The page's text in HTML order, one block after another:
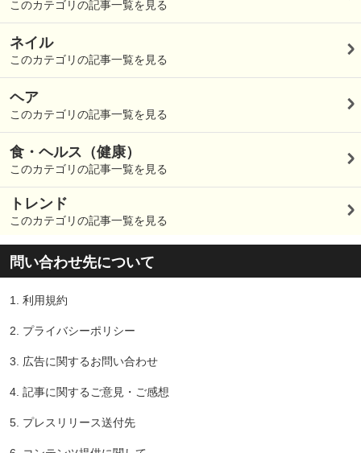
このカテゴリの記事一覧を見る
ネイル
このカテゴリの記事一覧を見る
ヘア
このカテゴリの記事一覧を見る
食・ヘルス（健康）
このカテゴリの記事一覧を見る
トレンド
このカテゴリの記事一覧を見る
問い合わせ先について
1. 利用規約
2. プライバシーポリシー
3. 広告に関するお問い合わせ
4. 記事に関するご意見・ご感想
5. プレスリリース送付先